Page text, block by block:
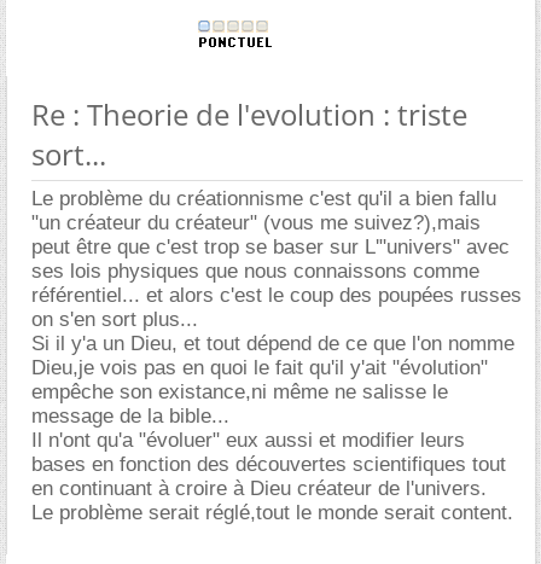
Re : Theorie de l'evolution : triste
sort...
Le problème du créationnisme c'est qu'il a bien fallu
"un créateur du créateur" (vous me suivez?),mais
peut être que c'est trop se baser sur L'"univers" avec
ses lois physiques que nous connaissons comme
référentiel... et alors c'est le coup des poupées russes
on s'en sort plus...
Si il y'a un Dieu, et tout dépend de ce que l'on nomme
Dieu,je vois pas en quoi le fait qu'il y'ait "évolution"
empêche son existance,ni même ne salisse le
message de la bible...
Il n'ont qu'a "évoluer" eux aussi et modifier leurs
bases en fonction des découvertes scientifiques tout
en continuant à croire à Dieu créateur de l'univers.
Le problème serait réglé,tout le monde serait content.